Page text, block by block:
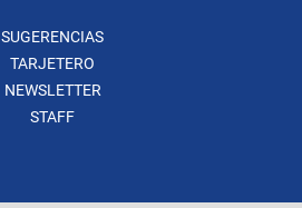
SUGERENCIAS
TARJETERO
NEWSLETTER
STAFF